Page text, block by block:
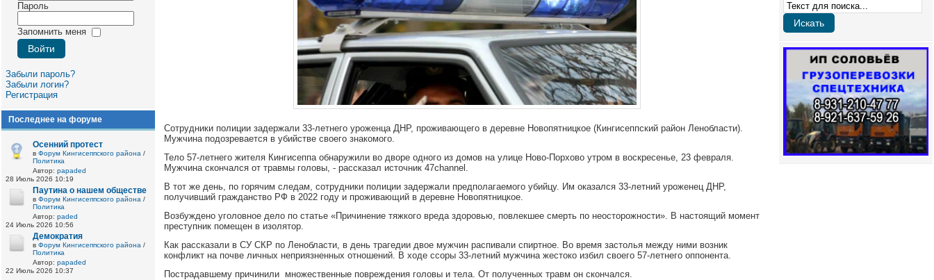
Пароль
Запомнить меня
Забыли пароль?
Забыли логин?
Регистрация
Последнее на форуме
Осенний протест
в Форум Кингисеппского района /
Политика
Автор: papaded
28 Июль 2026 10:19
Паутина о нашем обществе
в Форум Кингисеппского района /
Политика
Автор: paded
24 Июль 2026 10:56
Демократия
в Форум Кингисеппского района /
Политика
Автор: papaded
22 Июль 2026 10:37
Сотрудники полиции задержали 33-летнего уроженца ДНР, проживающего в деревне Новопятницкое (Кингисеппский район Ленобласти).
Мужчина подозревается в убийстве своего знакомого.
Тело 57-летнего жителя Кингисеппа обнаружили во дворе одного из домов на улице Ново-Порхово утром в воскресенье, 23 февраля.
Мужчина скончался от травмы головы, - рассказал источник 47channel.
В тот же день, по горячим следам, сотрудники полиции задержали предполагаемого убийцу. Им оказался 33-летний уроженец ДНР,
получивший гражданство РФ в 2022 году и проживающий в деревне Новопятницкое.
Возбуждено уголовное дело по статье «Причинение тяжкого вреда здоровью, повлекшее смерть по неосторожности». В настоящий момент
преступник помещен в изолятор.
Как рассказали в СУ СКР по Ленобласти, в день трагедии двое мужчин распивали спиртное. Во время застолья между ними возник
конфликт на почве личных неприязненных отношений. В ходе ссоры 33-летний мужчина жестоко избил своего 57-летнего оппонента.
Пострадавшему причинили множественные повреждения головы и тела. От полученных травм он скончался.
Искать